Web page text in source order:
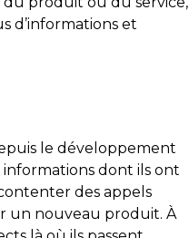
d’informations et
le développement
dont ils ont
des appels
un nouveau produit. À